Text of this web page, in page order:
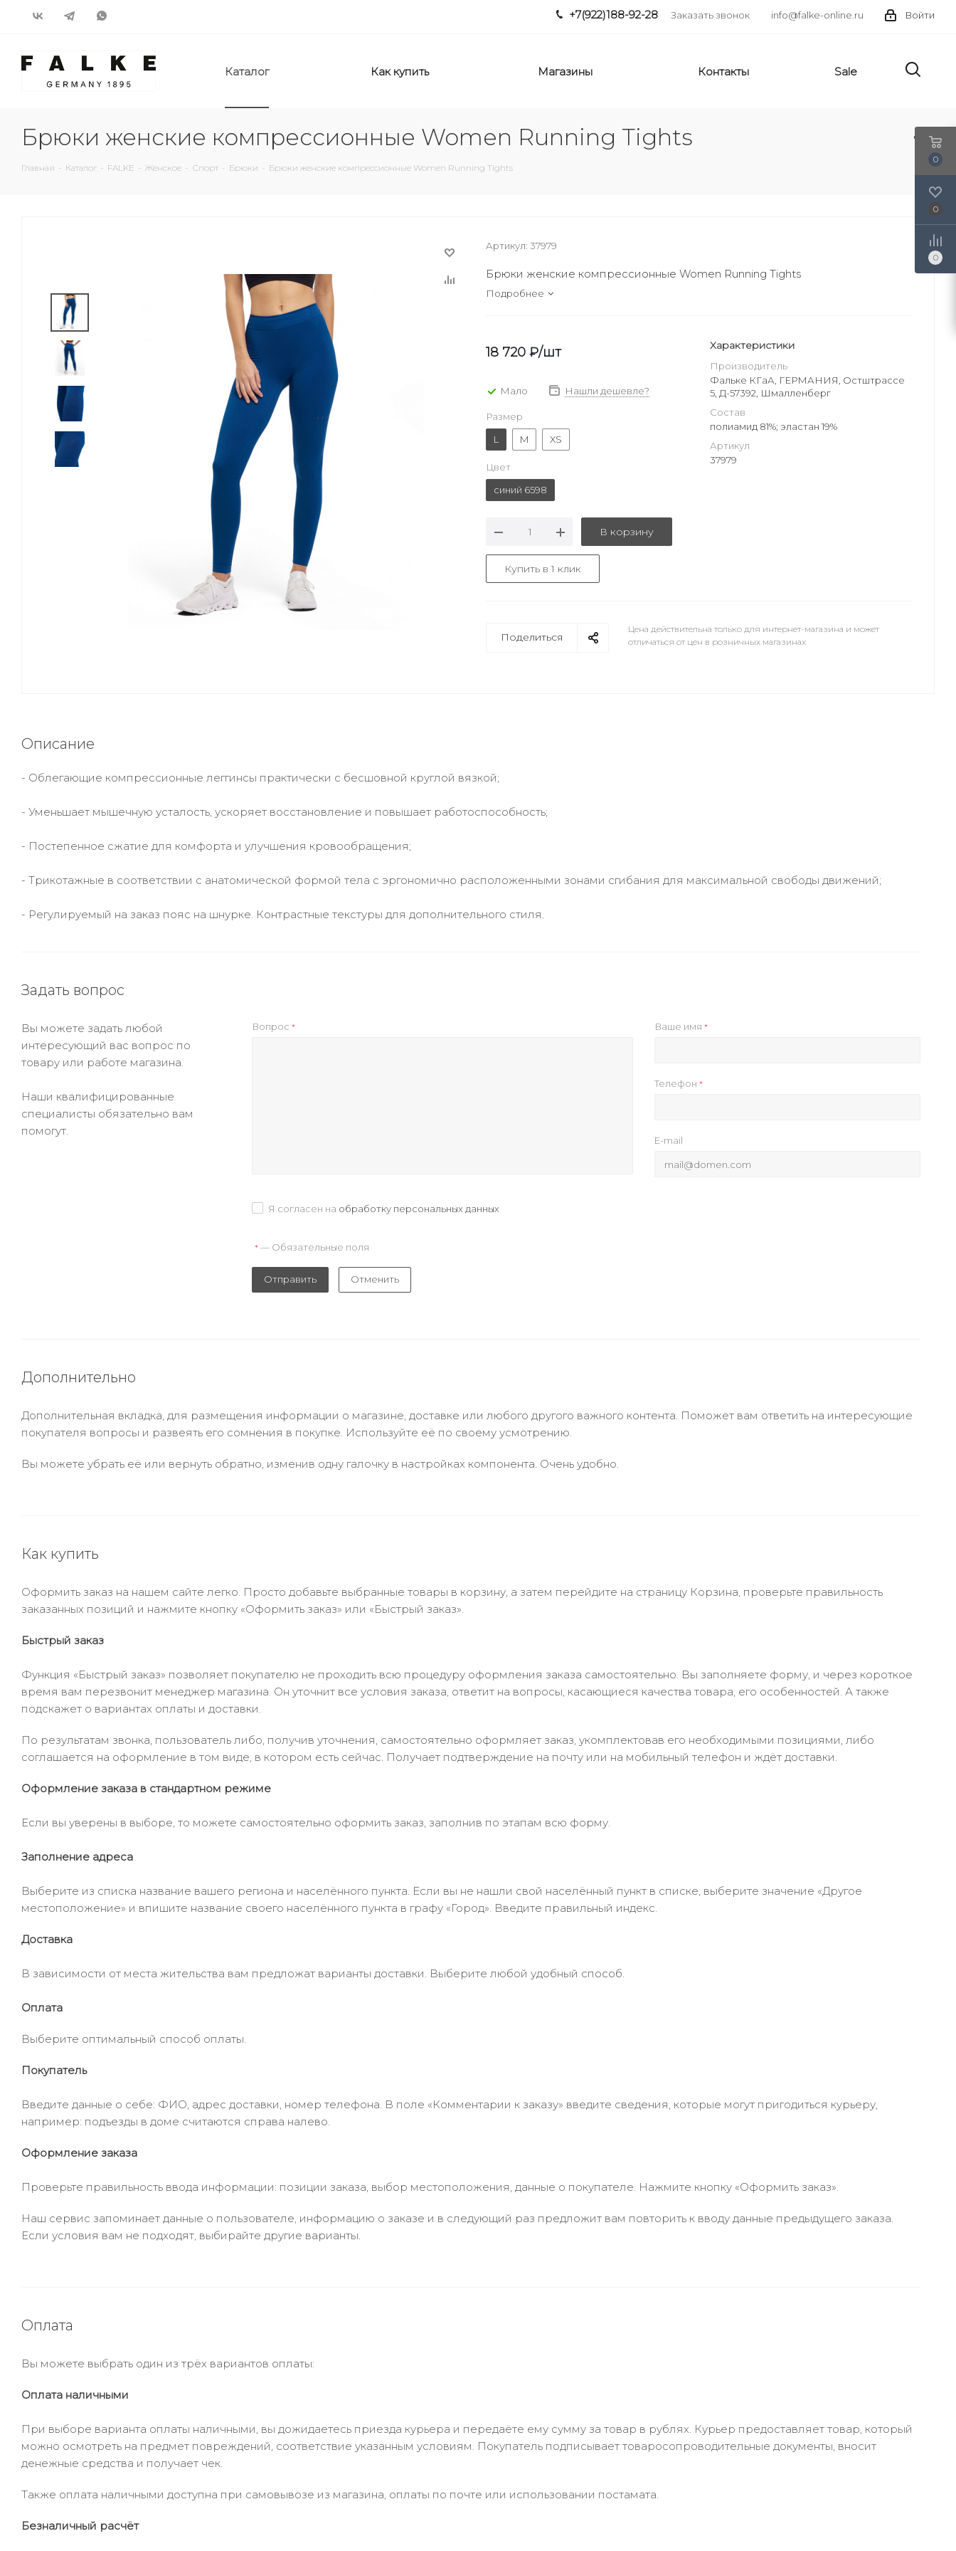
Войти
info@falke-online.ru
+7(922)188-92-28 Заказать звонок
Каталог Как купить Магазины Контакты Sale
Брюки женские компрессионные Women Running Tights
Главная - Каталог - FALKE - Женское - Спорт - Брюки - Брюки женские компрессионные Women Running Tights
Артикул: 37979
Брюки женские компрессионные Women Running Tights
Подробнее
18 720 ₽/шт
Мало Нашли дешевле?
Размер
L
M XS
Цвет
синий 6598
В корзину
Купить в 1 клик
Характеристики
Производитель
Фальке КГаА, ГЕРМАНИЯ, Остштрассе
5, Д-57392, Шмалленберг
Состав
полиамид 81%; эластан 19%
Артикул
37979
Поделиться
Цена действительна только для интернет-магазина и может
отличаться от цен в розничных магазинах
Описание
- Облегающие компрессионные леггинсы практически с бесшовной круглой вязкой;
- Уменьшает мышечную усталость, ускоряет восстановление и повышает работоспособность;
- Постепенное сжатие для комфорта и улучшения кровообращения;
- Трикотажные в соответствии с анатомической формой тела с эргономично расположенными зонами сгибания для максимальной свободы движений;
- Регулируемый на заказ пояс на шнурке. Контрастные текстуры для дополнительного стиля.
Задать вопрос
Вы можете задать любой
интересующий вас вопрос по
товару или работе магазина.
Наши квалифицированные
специалисты обязательно вам
помогут.
Вопрос * Ваше имя *
Телефон *
E-mail
Я согласен на обработку персональных данных
*— Обязательные поля
Отправить Отменить
Дополнительно
Дополнительная вкладка, для размещения информации о магазине, доставке или любого другого важного контента. Поможет вам ответить на интересующие
покупателя вопросы и развеять его сомнения в покупке. Используйте её по своему усмотрению.
Вы можете убрать её или вернуть обратно, изменив одну галочку в настройках компонента. Очень удобно.
Как купить
Оформить заказ на нашем сайте легко. Просто добавьте выбранные товары в корзину, а затем перейдите на страницу Корзина, проверьте правильность
заказанных позиций и нажмите кнопку «Оформить заказ» или «Быстрый заказ».
Быстрый заказ
Функция «Быстрый заказ» позволяет покупателю не проходить всю процедуру оформления заказа самостоятельно. Вы заполняете форму, и через короткое
время вам перезвонит менеджер магазина. Он уточнит все условия заказа, ответит на вопросы, касающиеся качества товара, его особенностей. А также
подскажет о вариантах оплаты и доставки.
По результатам звонка, пользователь либо, получив уточнения, самостоятельно оформляет заказ, укомплектовав его необходимыми позициями, либо
соглашается на оформление в том виде, в котором есть сейчас. Получает подтверждение на почту или на мобильный телефон и ждёт доставки.
Оформление заказа в стандартном режиме
Если вы уверены в выборе, то можете самостоятельно оформить заказ, заполнив по этапам всю форму.
Заполнение адреса
Выберите из списка название вашего региона и населённого пункта. Если вы не нашли свой населённый пункт в списке, выберите значение «Другое
местоположение» и впишите название своего населённого пункта в графу «Город». Введите правильный индекс.
Доставка
В зависимости от места жительства вам предложат варианты доставки. Выберите любой удобный способ.
Оплата
Выберите оптимальный способ оплаты.
Покупатель
Введите данные о себе: ФИО, адрес доставки, номер телефона. В поле «Комментарии к заказу» введите сведения, которые могут пригодиться курьеру,
например: подъезды в доме считаются справа налево.
Оформление заказа
Проверьте правильность ввода информации: позиции заказа, выбор местоположения, данные о покупателе. Нажмите кнопку «Оформить заказ».
Наш сервис запоминает данные о пользователе, информацию о заказе и в следующий раз предложит вам повторить к вводу данные предыдущего заказа.
Если условия вам не подходят, выбирайте другие варианты.
Оплата
Вы можете выбрать один из трёх вариантов оплаты:
Оплата наличными
При выборе варианта оплаты наличными, вы дожидаетесь приезда курьера и передаёте ему сумму за товар в рублях. Курьер предоставляет товар, который
можно осмотреть на предмет повреждений, соответствие указанным условиям. Покупатель подписывает товаросопроводительные документы, вносит
денежные средства и получает чек.
Также оплата наличными доступна при самовывозе из магазина, оплаты по почте или использовании постамата.
Безналичный расчёт
0
0
0